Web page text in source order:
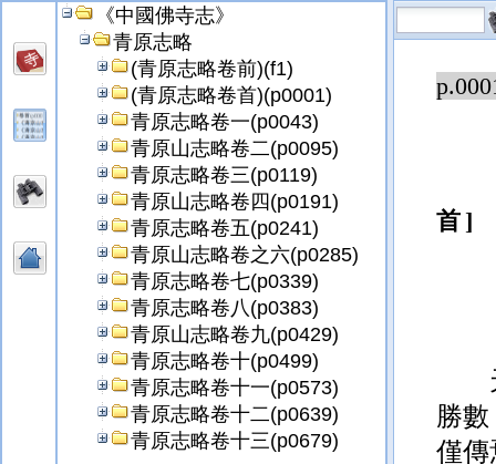
《中國佛寺志》
青原志略
(青原志略卷前)(f1)
(青原志略卷首)(p0001)
青原志略卷一(p0043)
青原山志略卷二(p0095)
青原志略卷三(p0119)
青原山志略卷四(p0191)
青原志略卷五(p0241)
青原山志略卷之六(p0285)
青原志略卷七(p0339)
青原志略卷八(p0383)
青原山志略卷九(p0429)
青原志略卷十(p0499)
青原志略卷十一(p0573)
青原志略卷十二(p0639)
青原志略卷十三(p0679)
首
勝
僅傳